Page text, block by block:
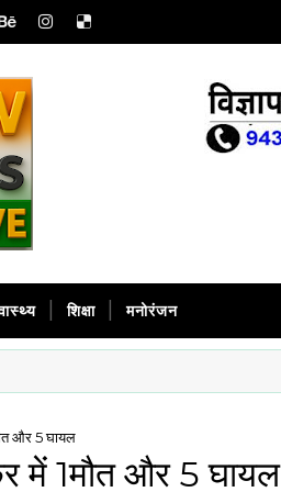
शिक्षा मनोरंजन
और 5 घायल
में 1मौत और 5 घायल